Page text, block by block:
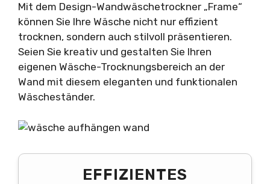
Mit dem Design-Wandwäschetrockner „Frame“
können Sie Ihre Wäsche nicht nur effizient
trocknen, sondern auch stilvoll präsentieren.
Seien Sie kreativ und gestalten Sie Ihren
eigenen Wäsche-Trocknungsbereich an der
Wand mit diesem eleganten und funktionalen
Wäscheständer.
EFFIZIENTES